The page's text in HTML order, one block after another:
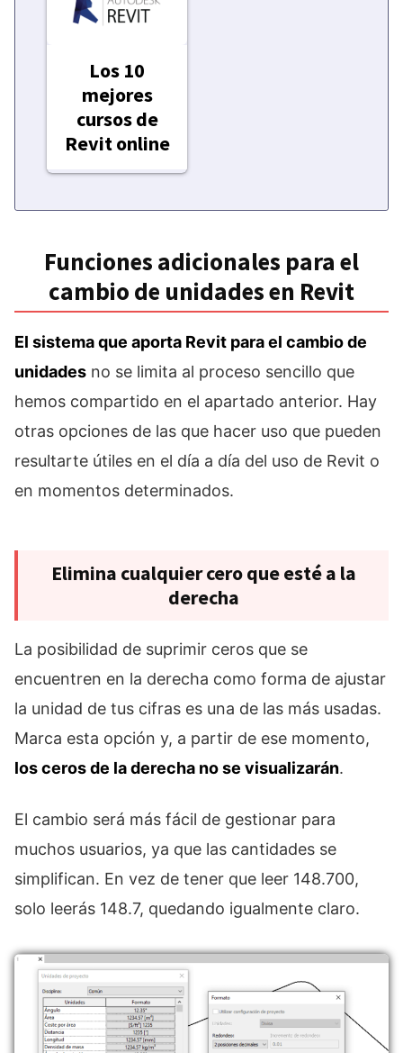
Los 10
mejores
cursos de
Revit online
Funciones adicionales para el
cambio de unidades en Revit
El sistema que aporta Revit para el cambio de
unidades no se limita al proceso sencillo que
hemos compartido en el apartado anterior. Hay
otras opciones de las que hacer uso que pueden
resultarte útiles en el día a día del uso de Revit o
en momentos determinados.
Elimina cualquier cero que esté a la
derecha
La posibilidad de suprimir ceros que se
encuentren en la derecha como forma de ajustar
la unidad de tus cifras es una de las más usadas.
Marca esta opción y, a partir de ese momento,
los ceros de la derecha no se visualizarán.
El cambio será más fácil de gestionar para
muchos usuarios, ya que las cantidades se
simplifican. En vez de tener que leer 148.700,
solo leerás 148.7, quedando igualmente claro.